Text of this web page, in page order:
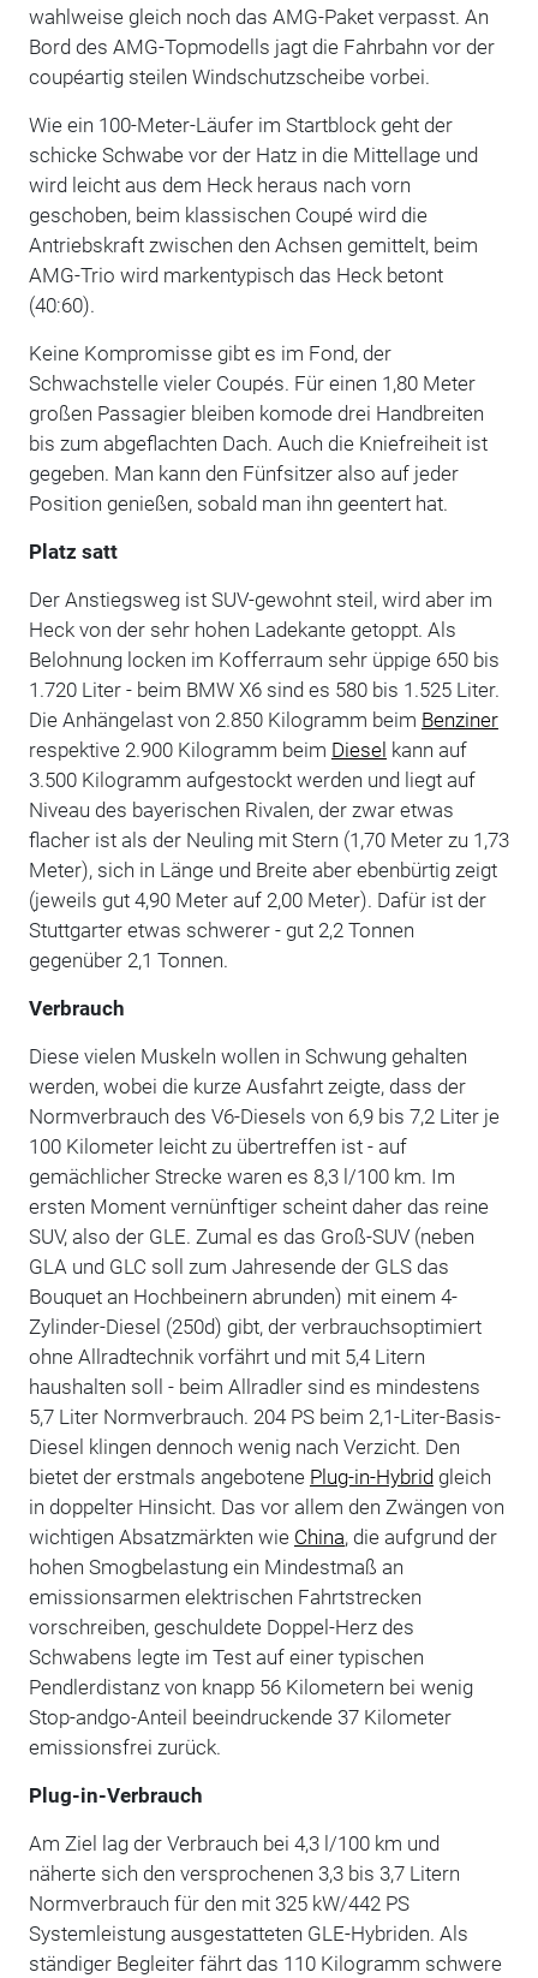
wahlweise gleich noch das AMG-Paket verpasst. An
Bord des AMG-Topmodells jagt die Fahrbahn vor der
coupéartig steilen Windschutzscheibe vorbei.
Wie ein 100-Meter-Läufer im Startblock geht der
schicke Schwabe vor der Hatz in die Mittellage und
wird leicht aus dem Heck heraus nach vorn
geschoben, beim klassischen Coupé wird die
Antriebskraft zwischen den Achsen gemittelt, beim
AMG-Trio wird markentypisch das Heck betont
(40:60).
Keine Kompromisse gibt es im Fond, der
Schwachstelle vieler Coupés. Für einen 1,80 Meter
großen Passagier bleiben komode drei Handbreiten
bis zum abgeflachten Dach. Auch die Kniefreiheit ist
gegeben. Man kann den Fünfsitzer also auf jeder
Position genießen, sobald man ihn geentert hat.
Platz satt
Der Anstiegsweg ist SUV-gewohnt steil, wird aber im
Heck von der sehr hohen Ladekante getoppt. Als
Belohnung locken im Kofferraum sehr üppige 650 bis
1.720 Liter - beim BMW X6 sind es 580 bis 1.525 Liter.
Die Anhängelast von 2.850 Kilogramm beim Benziner
respektive 2.900 Kilogramm beim Diesel kann auf
3.500 Kilogramm aufgestockt werden und liegt auf
Niveau des bayerischen Rivalen, der zwar etwas
flacher ist als der Neuling mit Stern (1,70 Meter zu 1,73
Meter), sich in Länge und Breite aber ebenbürtig zeigt
(jeweils gut 4,90 Meter auf 2,00 Meter). Dafür ist der
Stuttgarter etwas schwerer - gut 2,2 Tonnen
gegenüber 2,1 Tonnen.
Verbrauch
Diese vielen Muskeln wollen in Schwung gehalten
werden, wobei die kurze Ausfahrt zeigte, dass der
Normverbrauch des V6-Diesels von 6,9 bis 7,2 Liter je
100 Kilometer leicht zu übertreffen ist - auf
gemächlicher Strecke waren es 8,3 l/100 km. Im
ersten Moment vernünftiger scheint daher das reine
SUV, also der GLE. Zumal es das Groß-SUV (neben
GLA und GLC soll zum Jahresende der GLS das
Bouquet an Hochbeinern abrunden) mit einem 4-
Zylinder-Diesel (250d) gibt, der verbrauchsoptimiert
ohne Allradtechnik vorfährt und mit 5,4 Litern
haushalten soll - beim Allradler sind es mindestens
5,7 Liter Normverbrauch. 204 PS beim 2,1-Liter-Basis-
Diesel klingen dennoch wenig nach Verzicht. Den
bietet der erstmals angebotene Plug-in-Hybridgleich
in doppelter Hinsicht. Das vor allem den Zwängen von
wichtigen Absatzmärkten wie China, die aufgrund der
hohen Smogbelastung ein Mindestmaß an
emissionsarmen elektrischen Fahrtstrecken
vorschreiben, geschuldete Doppel-Herz des
Schwabens legte im Test auf einer typischen
Pendlerdistanz von knapp 56 Kilometern bei wenig
Stop-andgo-Anteil beeindruckende 37 Kilometer
emissionsfrei zurück.
Plug-in-Verbrauch
Am Ziel lag der Verbrauch bei 4,3 l/100 km und
näherte sich den versprochenen 3,3 bis 3,7 Litern
Normverbrauch für den mit 325 kW/442 PS
Systemleistung ausgestatteten GLE-Hybriden. Als
ständiger Begleiter fährt das 110 Kilogramm schwere